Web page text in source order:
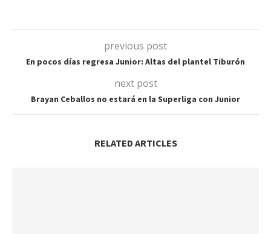
previous post
En pocos días regresa Junior: Altas del plantel Tiburón
next post
Brayan Ceballos no estará en la Superliga con Junior
RELATED ARTICLES